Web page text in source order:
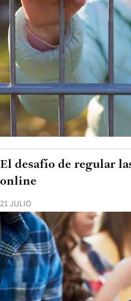
21 JULIO
El desafío de regular
online